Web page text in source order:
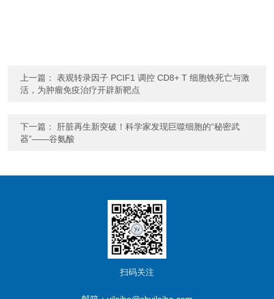
上一篇：表观转录因子 PCIF1 调控 CD8+ T 细胞铁死亡与激
活，为肿瘤免疫治疗开辟新靶点
下一篇： 肝脏再生新突破！科学家发现巨噬细胞的“秘密武
器”——谷氨酸
扫码关注